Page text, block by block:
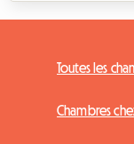
Toutes les
Chambres